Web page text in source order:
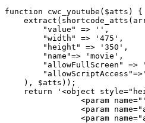
function cwc_youtube($atts) {
        "value" => '',
        "width" => '475',
        "height" => '350',
        "name"=> 'movie',
"allowFullScreen" =>
    ), $atts));
return '<object
<param
<param
<param